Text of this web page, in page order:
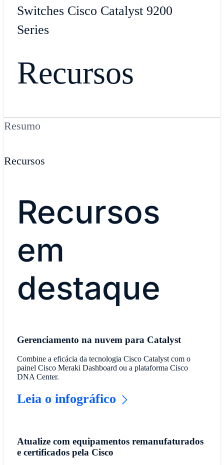
Switches Cisco Catalyst 9200
Series
Recursos
Resumo
Recursos
Recursos
em
destaque
Gerenciamento na nuvem para Catalyst
Combine a eficácia da tecnologia Cisco Catalyst com o
painel Cisco Meraki Dashboard ou a plataforma Cisco
DNA Center.
Leia o infográfico
Atualize com equipamentos remanufaturados
e certificados pela Cisco